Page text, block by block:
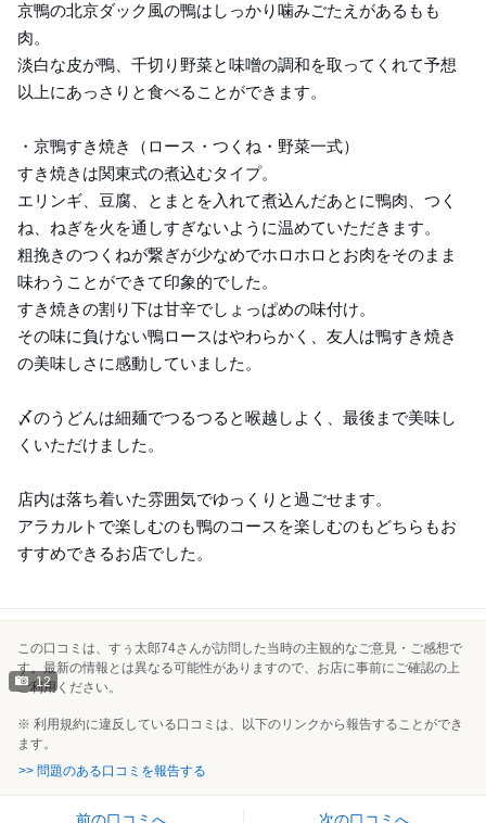
京鴨の北京ダック風の鴨はしっかり噛みごたえがあるもも
肉。
淡白な皮が鴨、千切り野菜と味噌の調和を取ってくれて予想
以上にあっさりと食べることができます。
・京鴨すき焼き（ロース・つくね・野菜一式）
すき焼きは関東式の煮込むタイプ。
エリンギ、豆腐、とまとを入れて煮込んだあとに鴨肉、つく
ね、ねぎを火を通しすぎないように温めていただきます。
粗挽きのつくねが繋ぎが少なめでホロホロとお肉をそのまま
味わうことができて印象的でした。
すき焼きの割り下は甘辛でしょっぱめの味付け。
その味に負けない鴨ロースはやわらかく、友人は鴨すき焼き
の美味しさに感動していました。
〆のうどんは細麺でつるつると喉越しよく、最後まで美味し
くいただけました。
店内は落ち着いた雰囲気でゆっくりと過ごせます。
アラカルトで楽しむのも鴨のコースを楽しむのもどちらもお
すすめできるお店でした。
12
この口コミは、すぅ太郎74さんが訪問した当時の主観的なご意見・ご感想で
す。最新の情報とは異なる可能性がありますので、お店に事前にご確認の上
ご利用ください。
※ 利用規約に違反している口コミは、以下のリンクから報告することができ
ます。
>> 問題のある口コミを報告する